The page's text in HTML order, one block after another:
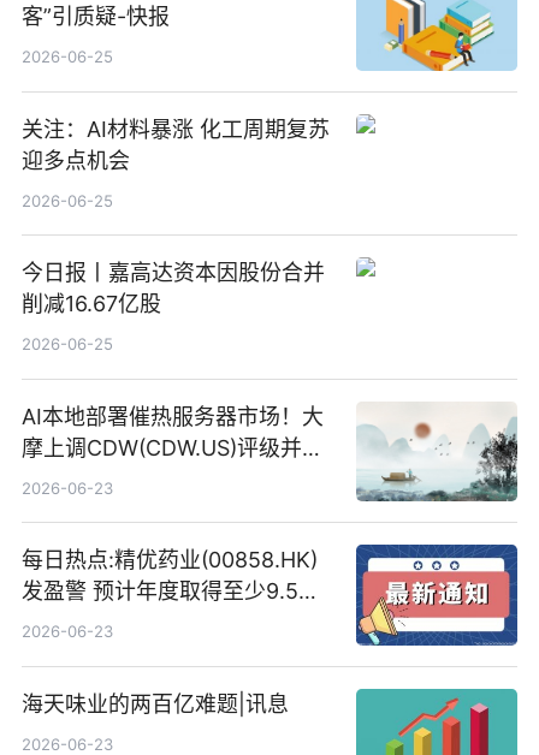
客”引质疑-快报
2026-06-25
关注：AI材料暴涨 化工周期复苏
迎多点机会
2026-06-25
今日报丨嘉高达资本因股份合并
削减16.67亿股
2026-06-25
AI本地部署催热服务器市场！大
摩上调CDW(CDW.US)评级并看
高IBM(IBM.US)戴尔(DELL.US)
2026-06-23
每日热点:精优药业(00858.HK)
发盈警 预计年度取得至少9.5亿
港元的亏损 同比盈转亏
2026-06-23
海天味业的两百亿难题|讯息
2026-06-23